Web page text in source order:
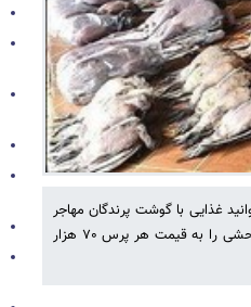
غذایی با گوشت پرندگان مهاجر
سفارش دهید! رستوران‌هایی که غذاهای محلی می‌پزند، فسنجان با گوشت غاز وحشی را به قیمت هر پرس ۷۰ هزار